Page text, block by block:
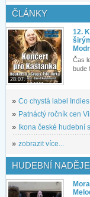
ČLÁNKY
28.07.
12.
Čas
bude
» Co chystá label
» Patnáctý ročník cen
» Ikona české hudební
» zobrazit více...
HUDEBNÍ NADĚJE